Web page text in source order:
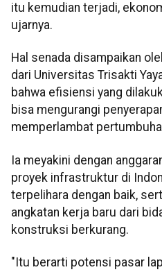
itu kemudian terjadi,
ujarnya.
Hal senada disampaikan
dari Universitas Trisakti
bahwa efisiensi yang
bisa mengurangi
memperlambat
Ia meyakini dengan
proyek infrastruktur di
terpelihara dengan baik,
angkatan kerja baru dari
konstruksi berkurang.
"Itu berarti potensi pasar